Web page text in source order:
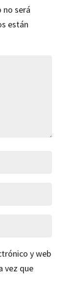
no será
están
y web
vez que